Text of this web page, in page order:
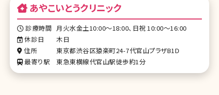
あやこいとうクリニック
診療時間 月火水金土10:00～18:00、日祝 10:00～16:00
休診日
木日
住所
東京都渋谷区猿楽町24-7代官山プラザB1D
最寄り駅
東急東横線代官山駅徒歩約1分